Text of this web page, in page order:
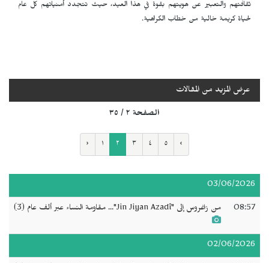
ثقافتهم والتعبير عن هويتهم بقوة في هذا العيد، حيث تتجدد أمنياتهم كل عام
لحياة كريمة خالية من خطاب الكراهية.
عرض المزيد من المقالات
الصفحة ٢ / ٣٥
‹ ١ ٢ ٣ ٤ ٥ ›
03/06/2026
08:57 من زاغروس إلى "Jin Jiyan Azadî"... مقاومة النساء عبر ألف عام (3)
02/06/2026